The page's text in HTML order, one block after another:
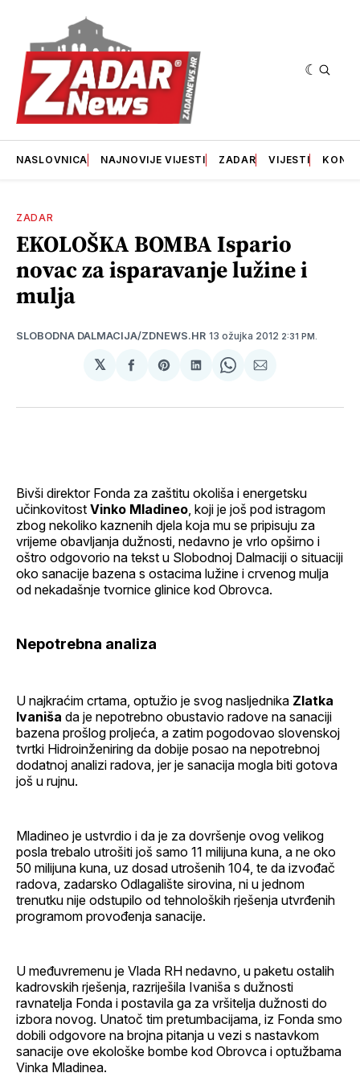
NASLOVNICA NAJNOVIJE VIJESTI ZADAR VIJESTI
ZADAR
EKOLOŠKA BOMBA Ispario
novac za isparavanje lužine i
mulja
SLOBODNA DALMACIJA/ZDNEWS.HR 13 ožujka 2012 2:31 PM.
𝕏
podijeliSharepodijeliSharepodijeli
Bivši direktor Fonda za zaštitu okoliša i energetsku
učinkovitost Vinko Mladineo , koji je još pod istragom
zbog nekoliko kaznenih djela koja mu se pripisuju za
vrijeme obavljanja dužnosti, nedavno je vrlo opširno i
oštro odgovorio na tekst u Slobodnoj Dalmaciji o situaciji
oko sanacije bazena s ostacima lužine i crvenog mulja
od nekadašnje tvornice glinice kod Obrovca.
Nepotrebna analiza
U najkraćim crtama, optužio je svog nasljednika Zlatka
Ivaniša da je nepotrebno obustavio radove na sanaciji
bazena prošlog proljeća, a zatim pogodovao slovenskoj
tvrtki Hidroinženiring da dobije posao na nepotrebnoj
dodatnoj analizi radova, jer je sanacija mogla biti gotova
još u rujnu.
Mladineo je ustvrdio i da je za dovršenje ovog velikog
posla trebalo utrošiti još samo 11 milijuna kuna, a ne oko
50 milijuna kuna, uz dosad utrošenih 104, te da izvođač
radova, zadarsko Odlagalište sirovina, ni u jednom
trenutku nije odstupilo od tehnoloških rješenja utvrđenih
programom provođenja sanacije.
U međuvremenu je Vlada RH nedavno, u paketu ostalih
kadrovskih rješenja, razriješila Ivaniša s dužnosti
ravnatelja Fonda i postavila ga za vršitelja dužnosti do
izbora novog. Unatoč tim pretumbacijama, iz Fonda smo
dobili odgovore na brojna pitanja u vezi s nastavkom
sanacije ove ekološke bombe kod Obrovca i optužbama
Vinka Mladinea.